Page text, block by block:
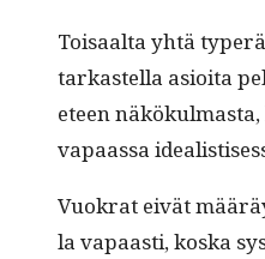
Toisaal­ta yhtä
tarkastel­la asioi­ta
eteen
vapaas­sa
Vuokrat eivät
la vapaasti, kos­ka